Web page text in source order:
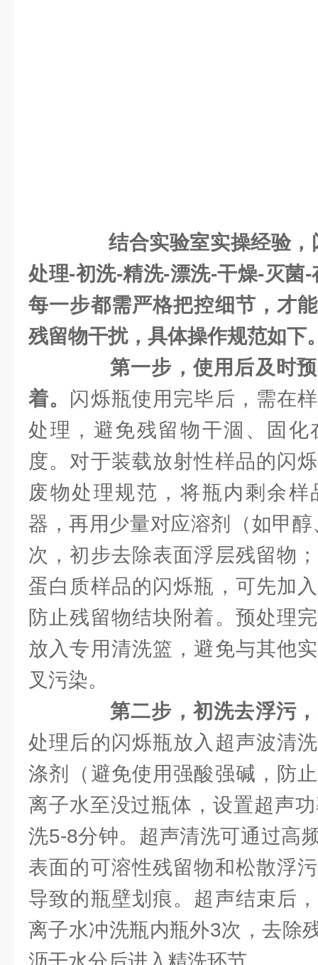
结合实验室实操经验
处理-初洗-精洗-漂洗-干燥-灭菌
每一步都需严格把控细节，才
残留物干扰，具体操作规范如下
第一步，使用后及时
着。 闪烁瓶使用完毕后，需在
处理，避免残留物干涸、固化
度。对于装载放射性样品的闪
废物处理规范，将瓶内剩余
器，再用少量对应溶剂（如甲
次，初步去除表面浮层残留物
蛋白质样品的闪烁瓶，可先加
防止残留物结块附着。预处理
放入专用清洗篮，避免与其他
叉污染。
第二步，初洗去浮污
处理后的闪烁瓶放入超声波清
涤剂（避免使用强酸强碱，防
离子水至没过瓶体，设置超声
洗5-8分钟。超声清洗可通过高
表面的可溶性残留物和松散浮
导致的瓶壁划痕。超声结束后
离子水冲洗瓶内瓶外3次，去除